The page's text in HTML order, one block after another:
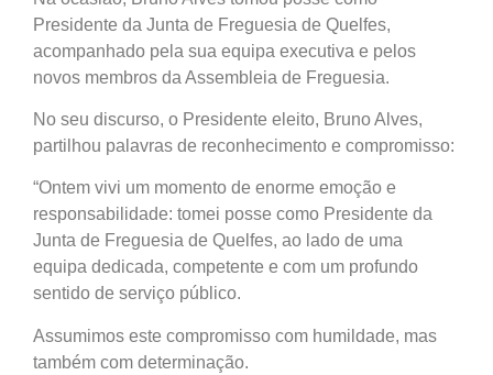
Presidente da Junta de Freguesia de Quelfes,
acompanhado pela sua equipa executiva e pelos
novos membros da Assembleia de Freguesia.
No seu discurso, o Presidente eleito, Bruno Alves,
partilhou palavras de reconhecimento e compromisso:
“Ontem vivi um momento de enorme emoção e
responsabilidade: tomei posse como Presidente da
Junta de Freguesia de Quelfes, ao lado de uma
equipa dedicada, competente e com um profundo
sentido de serviço público.
Assumimos este compromisso com humildade, mas
também com determinação.